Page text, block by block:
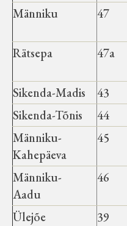
Männiku
47
Rätsepa
47a
Sikenda-Madis
43
Sikenda-Tõnis
44
Männiku-
Kahepäeva
45
Männiku-
Aadu
46
Ülejõe 39